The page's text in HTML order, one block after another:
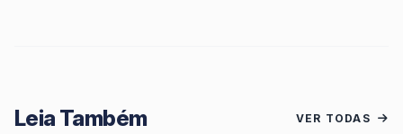
Leia Também VER TODAS